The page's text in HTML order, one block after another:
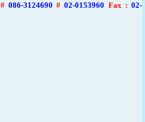
#086-3124690 #02-0153960 Fax :02-